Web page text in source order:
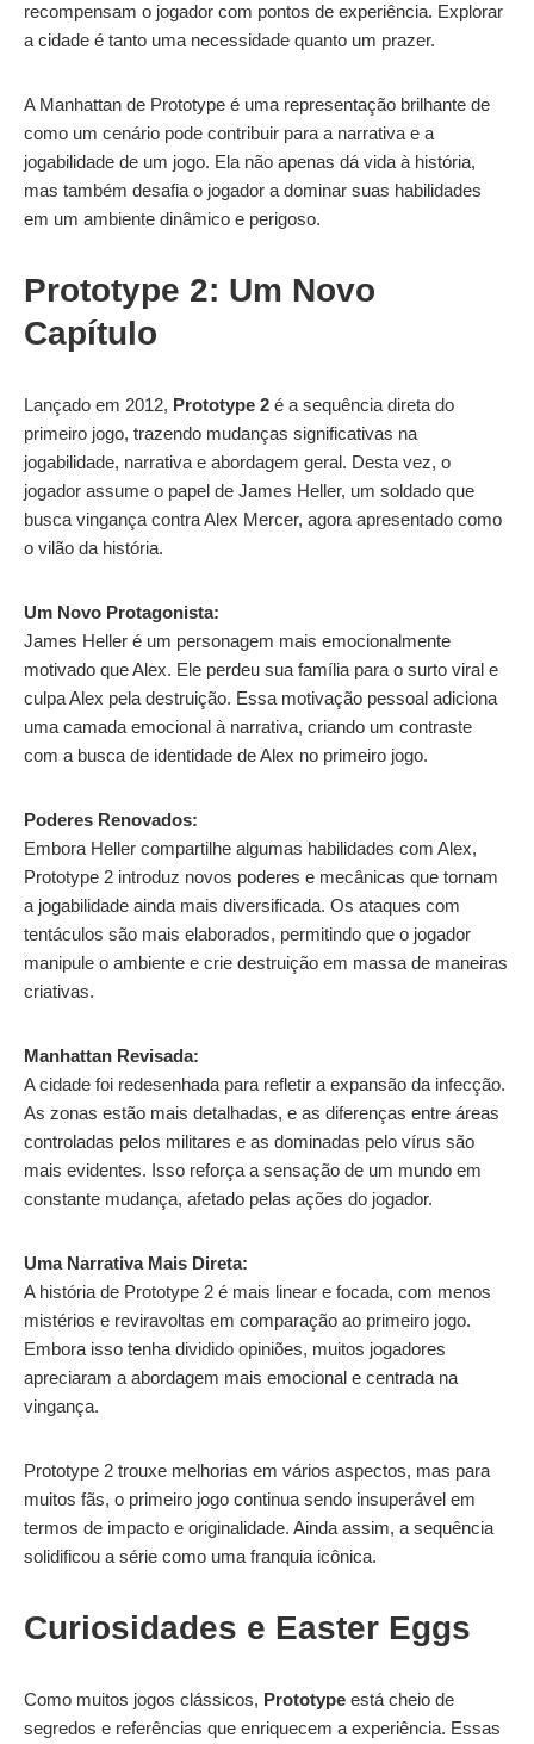
recompensam o jogador com pontos de experiência. Explorar
a cidade é tanto uma necessidade quanto um prazer.
A Manhattan de Prototype é uma representação brilhante de
como um cenário pode contribuir para a narrativa e a
jogabilidade de um jogo. Ela não apenas dá vida à história,
mas também desafia o jogador a dominar suas habilidades
em um ambiente dinâmico e perigoso.
Prototype 2: Um Novo
Capítulo
Lançado em 2012, Prototype 2 é a sequência direta do
primeiro jogo, trazendo mudanças significativas na
jogabilidade, narrativa e abordagem geral. Desta vez, o
jogador assume o papel de James Heller, um soldado que
busca vingança contra Alex Mercer, agora apresentado como
o vilão da história.
Um Novo Protagonista:
James Heller é um personagem mais emocionalmente
motivado que Alex. Ele perdeu sua família para o surto viral e
culpa Alex pela destruição. Essa motivação pessoal adiciona
uma camada emocional à narrativa, criando um contraste
com a busca de identidade de Alex no primeiro jogo.
Poderes Renovados:
Embora Heller compartilhe algumas habilidades com Alex,
Prototype 2 introduz novos poderes e mecânicas que tornam
a jogabilidade ainda mais diversificada. Os ataques com
tentáculos são mais elaborados, permitindo que o jogador
manipule o ambiente e crie destruição em massa de maneiras
criativas.
Manhattan Revisada:
A cidade foi redesenhada para refletir a expansão da infecção.
As zonas estão mais detalhadas, e as diferenças entre áreas
controladas pelos militares e as dominadas pelo vírus são
mais evidentes. Isso reforça a sensação de um mundo em
constante mudança, afetado pelas ações do jogador.
Uma Narrativa Mais Direta:
A história de Prototype 2 é mais linear e focada, com menos
mistérios e reviravoltas em comparação ao primeiro jogo.
Embora isso tenha dividido opiniões, muitos jogadores
apreciaram a abordagem mais emocional e centrada na
vingança.
Prototype 2 trouxe melhorias em vários aspectos, mas para
muitos fãs, o primeiro jogo continua sendo insuperável em
termos de impacto e originalidade. Ainda assim, a sequência
solidificou a série como uma franquia icônica.
Curiosidades e Easter Eggs
Como muitos jogos clássicos, Prototype está cheio de
segredos e referências que enriquecem a experiência. Essas